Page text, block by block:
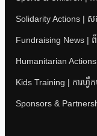
Solidarity Actions | សក
Fundraising News | ព័
Humanitarian
Kids Training | ការហ្វឹ
Sponsors &